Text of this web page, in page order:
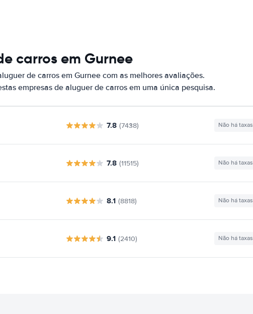
carros em Gurnee
de carros em Gurnee com as melhores avaliações.
empresas de aluguer de carros em uma única pesquisa.
7.8 (7438) Não há
7.8 (11515) Não há
8.1 (8818) Não há
9.1 (2410) Não há